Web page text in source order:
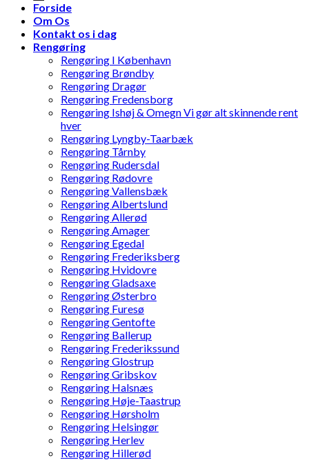
Forside
Om Os
Kontakt os i dag
Rengøring
Rengøring I København
Rengøring Brøndby
Rengøring Dragør
Rengøring Fredensborg
Rengøring Ishøj & Omegn Vi gør alt skinnende rent
hver
Rengøring Lyngby-Taarbæk
Rengøring Tårnby
Rengøring Rudersdal
Rengøring Rødovre
Rengøring Vallensbæk
Rengøring Albertslund
Rengøring Allerød
Rengøring Amager
Rengøring Egedal
Rengøring Frederiksberg
Rengøring Hvidovre
Rengøring Gladsaxe
Rengøring Østerbro
Rengøring Furesø
Rengøring Gentofte
Rengøring Ballerup
Rengøring Frederikssund
Rengøring Glostrup
Rengøring Gribskov
Rengøring Halsnæs
Rengøring Høje-Taastrup
Rengøring Hørsholm
Rengøring Helsingør
Rengøring Herlev
Rengøring Hillerød